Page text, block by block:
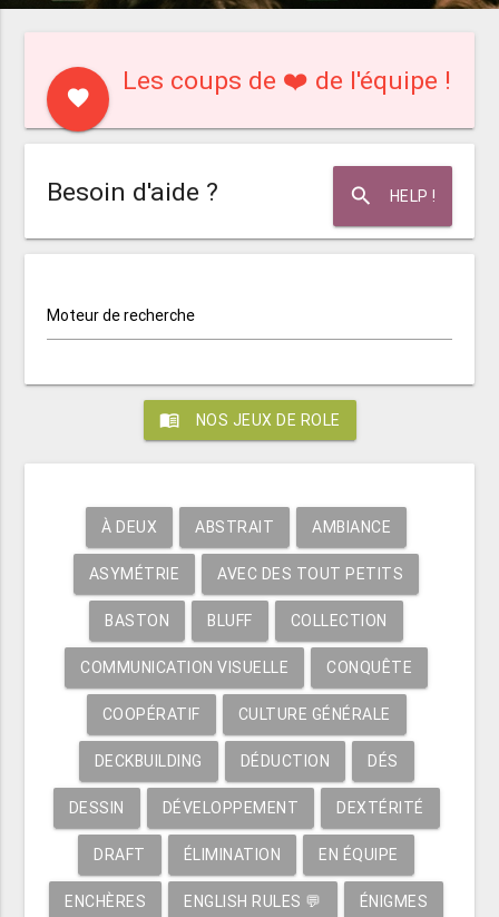
favorite
Les coups de ❤️ de l'équipe !
search HELP !
Besoin d'aide ?
Moteur de recherche
menu_book NOS JEUX DE ROLE
À DEUX ABSTRAIT AMBIANCE
ASYMÉTRIE AVEC DES TOUT PETITS
BASTON BLUFF COLLECTION
COMMUNICATION VISUELLE CONQUÊTE
COOPÉRATIF CULTURE GÉNÉRALE
DECKBUILDING DÉDUCTION DÉS
DESSIN DÉVELOPPEMENT DEXTÉRITÉ
DRAFT ÉLIMINATION EN ÉQUIPE
ENCHÈRES ENGLISH RULES 💬 ÉNIGMES